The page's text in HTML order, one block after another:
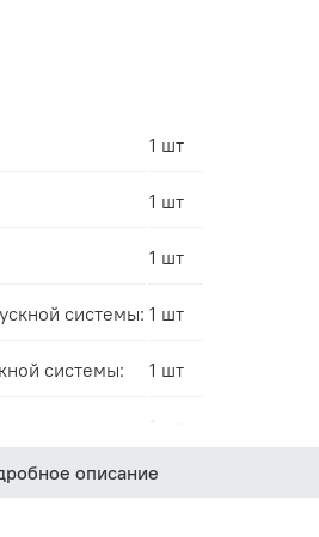
1 шт
1 шт
1 шт
системы: 1 шт
системы: 1 шт
1 шт
описание